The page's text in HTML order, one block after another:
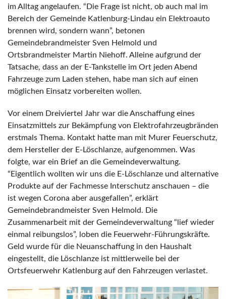
im Alltag angelaufen. “Die Frage ist nicht, ob auch mal im
Bereich der Gemeinde Katlenburg-Lindau ein Elektroauto
brennen wird, sondern wann”, betonen
Gemeindebrandmeister Sven Helmold und
Ortsbrandmeister Martin Niehoff. Alleine aufgrund der
Tatsache, dass an der E-Tankstelle im Ort jeden Abend
Fahrzeuge zum Laden stehen, habe man sich auf einen
möglichen Einsatz vorbereiten wollen.
Vor einem Dreiviertel Jahr war die Anschaffung eines
Einsatzmittels zur Bekämpfung von Elektrofahrzeugbränden
erstmals Thema. Kontakt hatte man mit Murer Feuerschutz,
dem Hersteller der E-Löschlanze, aufgenommen. Was
folgte, war ein Brief an die Gemeindeverwaltung.
“Eigentlich wollten wir uns die E-Löschlanze und alternative
Produkte auf der Fachmesse Interschutz anschauen – die
ist wegen Corona aber ausgefallen”, erklärt
Gemeindebrandmeister Sven Helmold. Die
Zusammenarbeit mit der Gemeindeverwaltung “lief wieder
einmal reibungslos”, loben die Feuerwehr-Führungskräfte.
Geld wurde für die Neuanschaffung in den Haushalt
eingestellt, die Löschlanze ist mittlerweile bei der
Ortsfeuerwehr Katlenburg auf den Fahrzeugen verlastet.